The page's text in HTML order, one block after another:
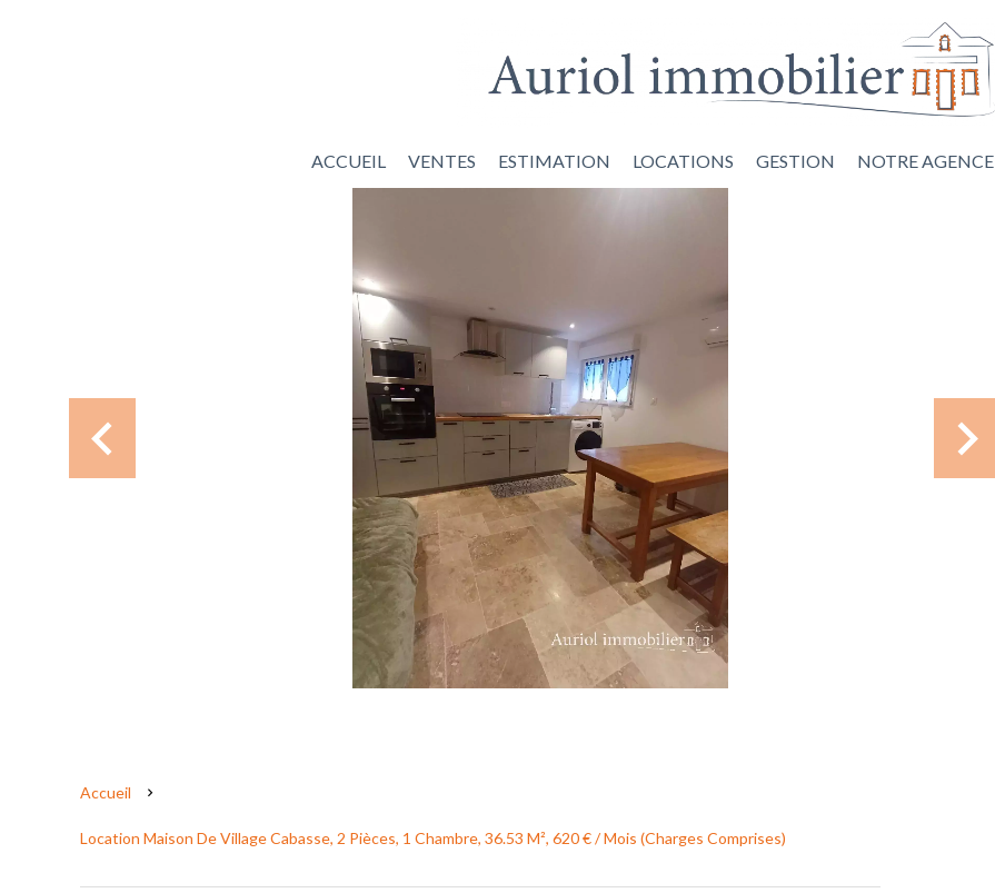
ACCUEIL VENTES ESTIMATION LOCATIONS GESTION NOTRE AGENCE
Accueil
Location Maison De Village Cabasse, 2 Pièces, 1 Chambre, 36.53 M², 620 € / Mois (Charges Comprises)